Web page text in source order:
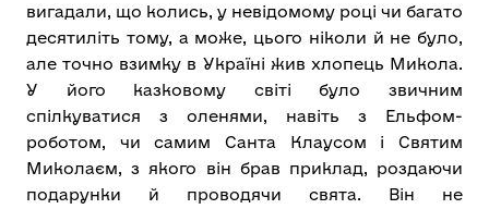
вигадали, що колись, у невідомому році чи багато
десятиліть тому, а може, цього ніколи й не було,
але точно взимку в Україні жив хлопець Микола.
У його казковому світі було звичним
спілкуватися з оленями, навіть з Ельфом-
роботом, чи самим Санта Клаусом і Святим
Миколаєм, з якого він брав приклад, роздаючи
подарунки й проводячи свята. Він не